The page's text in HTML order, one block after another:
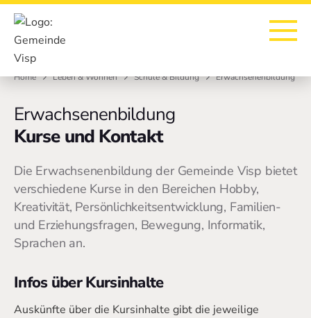
Zur Startseite
Zur Hauptnavigation
Zur Suche
Zum Hauptinhalt
Zum Fussbereich
Home Leben & Wohnen Schule & Bildung Erwachsenenbildung
Erwachsenenbildung
Kurse und Kontakt
Die Erwachsenenbildung der Gemeinde Visp bietet
verschiedene Kurse in den Bereichen Hobby,
Kreativität, Persönlichkeitsentwicklung, Familien-
und Erziehungsfragen, Bewegung, Informatik,
Sprachen an.
Infos über Kursinhalte
Auskünfte über die Kursinhalte gibt die jeweilige